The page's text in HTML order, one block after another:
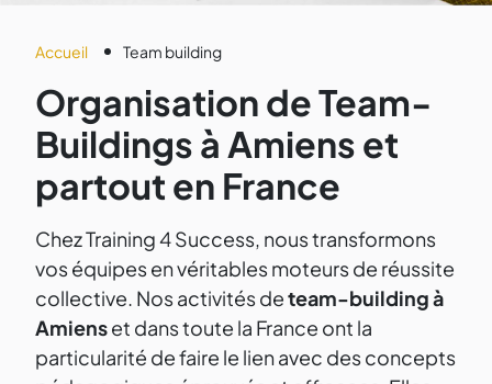
Accueil Team building
Organisation de Team-
Buildings à Amiens et
partout en France
Chez Training 4 Success, nous transformons
vos équipes en véritables moteurs de réussite
collective. Nos activités deteam-building à
Amienset dans toute la France ont la
particularité de faire le lien avec des concepts